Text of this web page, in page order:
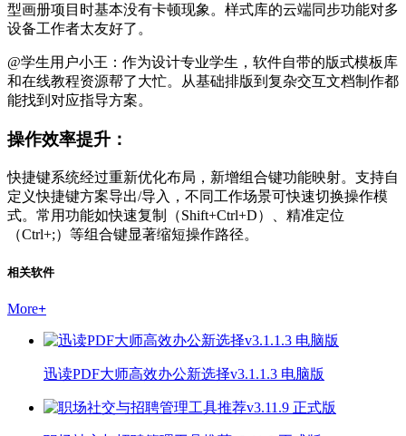
型画册项目时基本没有卡顿现象。样式库的云端同步功能对多
设备工作者太友好了。
@学生用户小王：作为设计专业学生，软件自带的版式模板库
和在线教程资源帮了大忙。从基础排版到复杂交互文档制作都
能找到对应指导方案。
操作效率提升：
快捷键系统经过重新优化布局，新增组合键功能映射。支持自
定义快捷键方案导出/导入，不同工作场景可快速切换操作模
式。常用功能如快速复制（Shift+Ctrl+D）、精准定位
（Ctrl+;）等组合键显著缩短操作路径。
相关软件
More+
迅读PDF大师高效办公新选择v3.1.1.3 电脑版